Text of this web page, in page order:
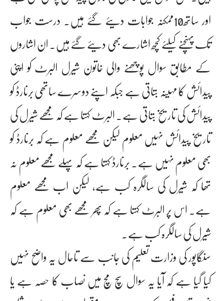
اور ساتھ10ممکنہ جوابات دیئے گئے ہیں۔ درست جواب
تک پہنچنے کیلئے کچھ اشارے بھی دیئے گئے ہیں۔ ان اشاروں
کے مطابق سوال پوچھنے والی خاتون شیرل البرٹ کو اپنی
پیدائش کا مہینہ بتاتی ہے جبکہ اپنے دوسرے ساتھی برنارڈ کو
پیدائش کی تاریخ بتاتی ہے۔ البرٹ کہتا ہے کہ مجھے شیرل کی
تاریخ پیدائش نہیں معلوم لیکن مجھے معلوم ہے کہ برنارڈ کو
بھی معلوم نہیں ہے۔ برنارڈ کہتا ہے کہ پہلے مجھے معلوم نہ
تھا کہ شیرل کی سالگرہ کب ہے، لیکن اب مجھے معلوم
ہے۔ اس پر البرٹ کہتا ہے کہ پھر مجھے بھی معلوم ہے کہ
شیرل کی سالگرہ کب ہے۔
سنگاپور کی وزارت تعلیم کی جانب سے تاحال یہ واضح نہیں
کیا گیا ہے کہ آیا یہ سوال سچ مچ میں نصاب کا حصہ ہے یا